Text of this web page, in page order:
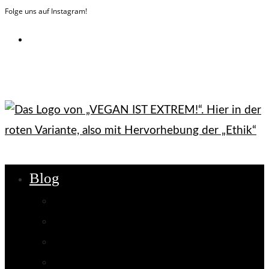
Zum
Folge uns auf Instagram!
Blog